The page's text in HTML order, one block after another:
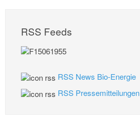
RSS Feeds
RSS News Bio-Energie
RSS Pressemitteilungen